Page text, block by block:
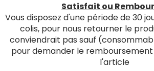
Satisfait ou
Vous disposez d'une période de 30
colis, pour nous retourner le
conviendrait pas sauf
pour demander le
l'article